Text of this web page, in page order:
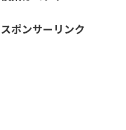
スポンサーリンク